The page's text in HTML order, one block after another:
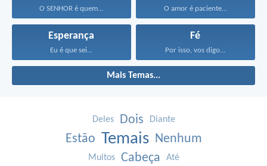
O SENHOR é quem... O amor é paciente...
Esperança
Eu é que sei...
Fé
Por isso, vos digo...
Mais Temas...
Deles Dois Diante
Estão Temais Nenhum
Muitos Cabeça Até